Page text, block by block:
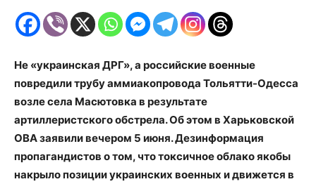
Не «украинская ДРГ», а российские военные
повредили трубу аммиакопровода Тольятти-Одесса
возле села Масютовка в результате
артиллеристского обстрела. Об этом в Харьковской
ОВА заявили вечером 5 июня. Дезинформация
пропагандистов о том, что токсичное облако якобы
накрыло позиции украинских военных и движется в